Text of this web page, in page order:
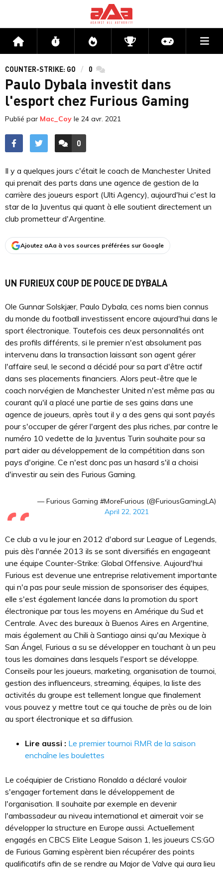
Accueil Flux Directs CompétitionsActu jeux
COUNTER-STRIKE: GO 0 commentaires
Paulo Dybala investit dans
l'esport chez Furious Gaming
Publié par Mac_Coy le 24 avr. 2021
ACCÉDER AUX
0
COMMENTAIRES
Il y a quelques jours c'était le coach de Manchester United
qui prenait des parts dans une agence de gestion de la
carrière des joueurs esport (Ulti Agency), aujourd'hui c'est la
star de la Juventus qui quant à elle soutient directement un
club prometteur d'Argentine.
Ajoutez aAa à vos sources préférées sur Google
UN FURIEUX COUP DE POUCE DE DYBALA
Ole Gunnar Solskjær, Paulo Dybala, ces noms bien connus
du monde du football investissent encore aujourd'hui dans le
sport électronique. Toutefois ces deux personnalités ont
des profils différents, si le premier n'est absolument pas
intervenu dans la transaction laissant son agent gérer
l'affaire seul, le second a décidé pour sa part d'être actif
dans ses placements financiers. Alors peut-être que le
coach norvégien de Manchester United n'est même pas au
courant qu'il a placé une partie de ses gains dans une
agence de joueurs, après tout il y a des gens qui sont payés
pour s'occuper de gérer l'argent des plus riches, par contre le
numéro 10 vedette de la Juventus Turin souhaite pour sa
part aider au développement de la compétition dans son
pays d'origine. Ce n'est donc pas un hasard s'il a choisi
d'investir au sein des Furious Gaming.
— Furious Gaming #MoreFurious (@FuriousGamingLA)
April 22, 2021
Ce club a vu le jour en 2012 d'abord sur League of Legends,
puis dès l'année 2013 ils se sont diversifiés en engageant
une équipe Counter-Strike: Global Offensive. Aujourd'hui
Furious est devenue une entreprise relativement importante
qui n'a pas pour seule mission de sponsoriser des équipes,
elle s'est également lancée dans la promotion du sport
électronique par tous les moyens en Amérique du Sud et
Centrale. Avec des bureaux à Buenos Aires en Argentine,
mais également au Chili à Santiago ainsi qu'au Mexique à
San Ángel, Furious a su se développer en touchant à un peu
tous les domaines dans lesquels l'esport se développe.
Conseils pour les joueurs, marketing, organisation de tournoi,
gestion des influenceurs, streaming, équipes, la liste des
activités du groupe est tellement longue que finalement
vous pouvez y mettre tout ce qui touche de près ou de loin
au sport électronique et sa diffusion.
Lire aussi : Le premier tournoi RMR de la saison
enchaîne les boulettes
Le coéquipier de Cristiano Ronaldo a déclaré vouloir
s'engager fortement dans le développement de
l'organisation. Il souhaite par exemple en devenir
l'ambassadeur au niveau international et aimerait voir se
développer la structure en Europe aussi. Actuellement
engagés en CBCS Elite League Saison 1, les joueurs CS:GO
de Furious Gaming espèrent bien récupérer des points
qualificatifs afin de se rendre au Major de Valve qui aura lieu